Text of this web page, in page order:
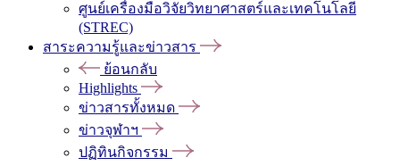
ศูนย์เครื่องมือวิจัยวิทยาศาสตร์และเทคโนโลยี
(STREC)
สาระความรู้และข่าวสาร
ย้อนกลับ
Highlights
ข่าวสารทั้งหมด
ข่าวจุฬาฯ
ปฏิทินกิจกรรม